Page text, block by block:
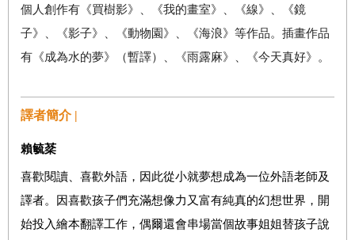
個人創作有《買樹影》、《我的畫室》、《線》、《鏡
子》、《影子》、《動物園》、《海浪》等作品。插畫作品
有《成為水的夢》（暫譯）、《雨露麻》、《今天真好》。
譯者簡介 |
賴毓棻
喜歡閱讀、喜歡外語，因此從小就夢想成為一位外語老師及
譯者。因喜歡孩子們充滿想像力又富有純真的幻想世界，開
始投入繪本翻譯工作，偶爾還會串場當個故事姐姐替孩子說